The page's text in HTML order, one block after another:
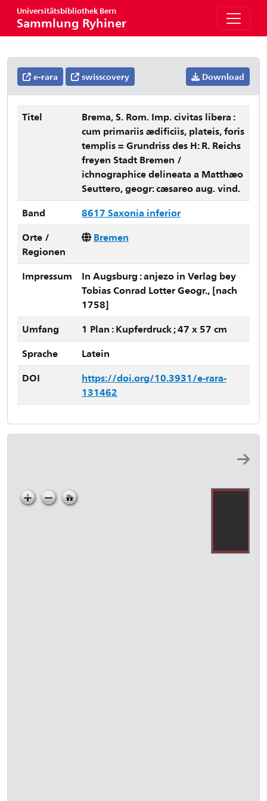
Universitätsbibliothek Bern
Sammlung Ryhiner
e-rara swisscovery Download
Titel
Brema, S. Rom. Imp. civitas libera :
cum primariis ædificiis, plateis, foris
templis = Grundriss des H: R. Reichs
freyen Stadt Bremen /
ichnographice delineata a Matthæo
Seuttero, geogr: cæsareo aug. vind.
Band
8617 Saxonia inferior
Orte /
Regionen
Bremen
Impressum
In Augsburg : anjezo in Verlag bey
Tobias Conrad Lotter Geogr., [nach
1758]
Umfang
1 Plan : Kupferdruck ; 47 x 57 cm
Sprache
Latein
DOI
https://doi.org/10.3931/e-rara-
131462